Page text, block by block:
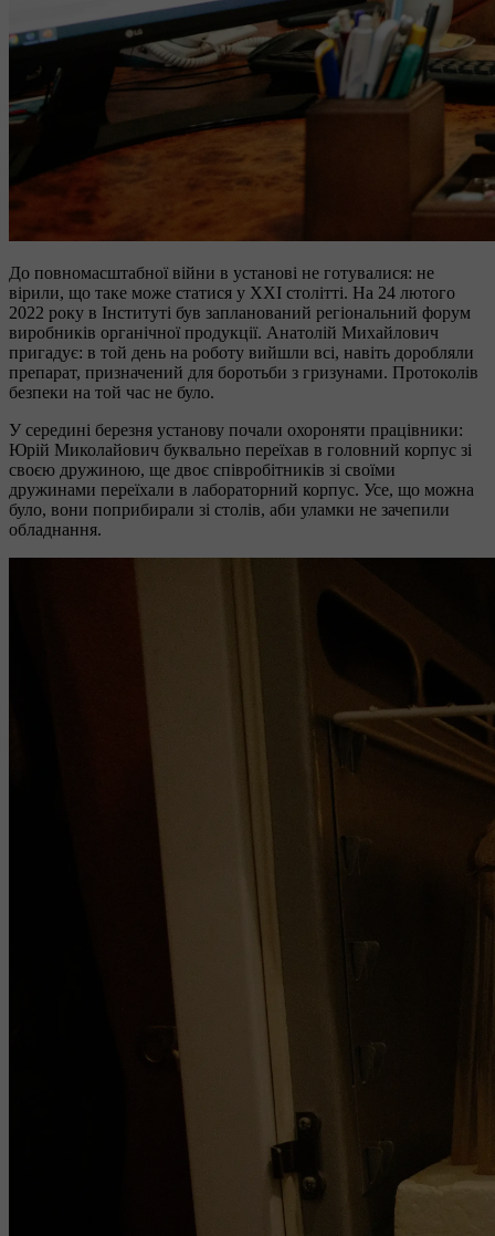
До повномасштабної війни в установі не готувалися: не
вірили, що таке може статися у ХХІ столітті. На 24 лютого
2022 року в Інституті був запланований регіональний форум
виробників органічної продукції. Анатолій Михайлович
пригадує: в той день на роботу вийшли всі, навіть доробляли
препарат, призначений для боротьби з гризунами. Протоколів
безпеки на той час не було.
У середині березня установу почали охороняти працівники:
Юрій Миколайович буквально переїхав в головний корпус зі
своєю дружиною, ще двоє співробітників зі своїми
дружинами переїхали в лабораторний корпус. Усе, що можна
було, вони поприбирали зі столів, аби уламки не зачепили
обладнання.